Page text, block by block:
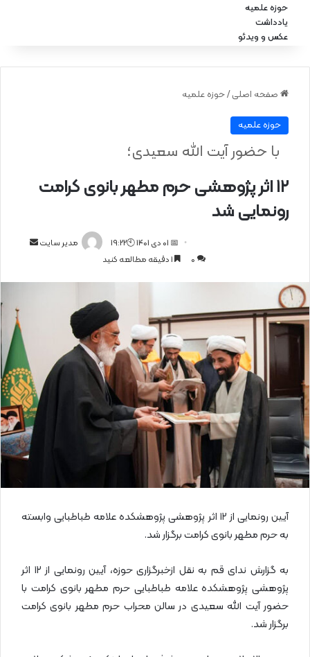
حوزه علمیه
یادداشت
عکس و ویدئو
صفحه اصلی /حوزه علمیه
حوزه علمیه
۱۲ اثر پژوهشی حرم مطهر بانوی کرامت
رونمایی شد
با حضور آیت الله سعیدی؛
مدیر سایت
م
ی
ل
📅 01 دی 1401 🕙19:22
0
آیین رونمایی از ۱۲ اثر پژوهشی پژوهشکده علامه طباطبایی وابسته
به حرم مطهر بانوی کرامت برگزار شد.
به گزارش ندای قم به نقل ازخبرگزاری حوزه، آیین رونمایی از ۱۲ اثر
پژوهشی پژوهشکده علامه طباطبایی حرم مطهر بانوی کرامت با
حضور آیت الله سعیدی در سالن محراب حرم مطهر بانوی کرامت
برگزار شد.